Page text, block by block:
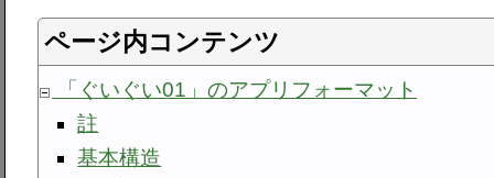
ページ内コンテンツ
「ぐいぐい01」のアプリフォーマット
註
基本構造